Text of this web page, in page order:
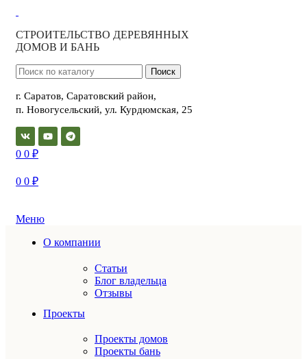
СТРОИТЕЛЬСТВО ДЕРЕВЯННЫХ
ДОМОВ И БАНЬ
Поиск
г. Саратов, Саратовский район,
п. Новогусельский, ул. Курдюмская, 25
0 0 ₽
0 0 ₽
Меню
О компании
Статьи
Блог владельца
Отзывы
Проекты
Проекты домов
Проекты бань